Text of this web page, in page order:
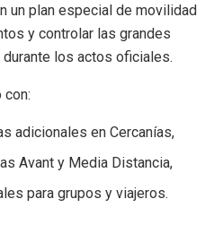
un plan especial de movilidad
y controlar las grandes
los actos oficiales.
adicionales en Cercanías,
Avant y Media Distancia,
para grupos y viajeros.